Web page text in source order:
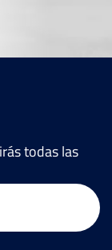
todas las